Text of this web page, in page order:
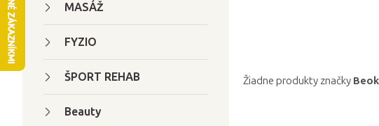
a
MASÁŽ
FYZIO
ŠPORT REHAB
Beauty
Žiadne produkty značky